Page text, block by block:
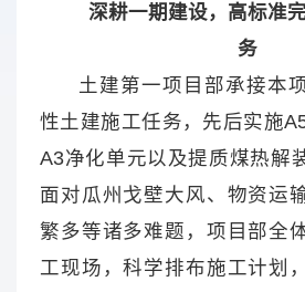
深耕一期建设，高标准
务
土建第一项目部承接本
性土建施工任务，先后实施
A3净化单元以及提质煤热解
面对瓜州戈壁大风、物资运
繁多等诸多难题，项目部全
工现场，科学排布施工计划